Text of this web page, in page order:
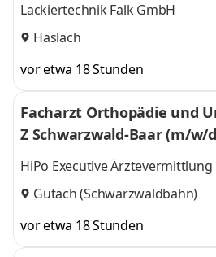
Lackiertechnik Falk GmbH
Haslach
vor etwa 18 Stunden
Facharzt Orthopädie und
Z Schwarzwald-Baar (m/
Schwarzwald
HiPo Executive Ärztevermittlung
Gutach (Schwarzwaldbahn)
vor etwa 18 Stunden